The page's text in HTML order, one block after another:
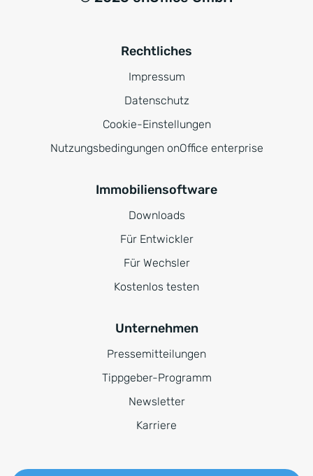
Rechtliches
Impressum
Datenschutz
Cookie-Einstellungen
Nutzungsbedingungen onOffice enterprise
Immobiliensoftware
Downloads
Für Entwickler
Für Wechsler
Kostenlos testen
Unternehmen
Pressemitteilungen
Tippgeber-Programm
Newsletter
Karriere